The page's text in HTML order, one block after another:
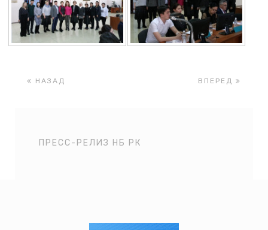
НАЗАД ВПЕРЕД
ПРЕСС-РЕЛИЗ НБ РК